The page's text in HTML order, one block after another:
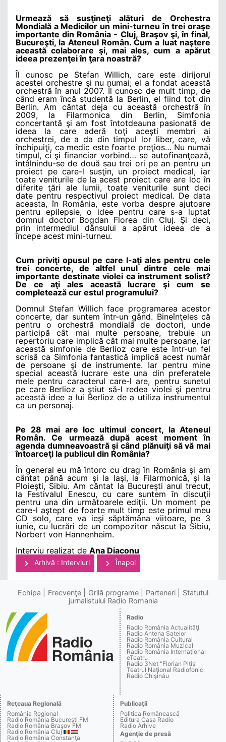
Urmează să susţineţi alături de Orchestra
Mondială a Medicilor un mini-turneu în trei oraşe
importante din România - Cluj, Braşov şi, în final,
Bucureşti, la Ateneul Român. Cum a luat naştere
această colaborare şi, mai ales, cum a apărut
ideea prezenţei în ţara noastră?
Îl cunosc pe Stefan Willich, care este dirijorul
acestei orchestre şi nu numai; el a fondat această
orchestră în anul 2007. Îl cunosc de mult timp, de
când eram încă studentă la Berlin, el fiind tot din
Berlin. Am cântat deja cu această orchestră în
2009, la Filarmonica din Berlin, Simfonia
concertantă şi am fost întotdeauna pasionată de
ideea la care aderă toţi aceşti membri ai
orchestrei, de a da din timpul lor liber, care, vă
închipuiţi, ca medic este foarte preţios… Nu numai
timpul, ci şi financiar vorbind… se autofinanţează,
întâlnindu-se de două sau trei ori pe an pentru un
proiect pe care-l susţin, un proiect medical, iar
toate veniturile de la acest proiect care are loc în
diferite ţări ale lumii, toate veniturile sunt deci
date pentru respectivul proiect medical. De data
aceasta, în România, este vorba despre ajutoare
pentru epilepsie, o idee pentru care s-a luptat
domnul doctor Bogdan Florea din Cluj. Şi deci,
prin intermediul dânsului a apărut ideea de a
începe acest mini-turneu.
Cum priviţi opusul pe care l-aţi ales pentru cele
trei concerte, de altfel unul dintre cele mai
importante destinate violei ca instrument solist?
De ce aţi ales această lucrare şi cum se
completează cur estul programului?
Domnul Stefan Willich face programarea acestor
concerte, dar suntem într-un gând. Bineînţeles că
pentru o orchestră mondială de doctori, unde
participă cât mai multe persoane, trebuie un
repertoriu care implică cât mai multe persoane, iar
această simfonie de Berlioz care este într-un fel
scrisă ca Simfonia fantastică implică acest număr
de persoane şi de instrumente. Iar pentru mine
special această lucrare este una din preferatele
mele pentru caracterul care-l are, pentru sunetul
pe care Berlioz a ştiut să-l redea violei şi pentru
această idee a lui Berlioz de a utiliza instrumentul
ca un personaj.
Pe 28 mai are loc ultimul concert, la Ateneul
Român. Ce urmează după acest moment în
agenda dumneavoastră şi când plănuiţi să vă mai
întoarceţi la publicul din România?
În general eu mă întorc cu drag în România şi am
cântat până acum şi la Iaşi, la Filarmonică, şi la
Ploieşti, Sibiu. Am cântat la Bucureşti anul trecut,
la Festivalul Enescu, cu care suntem în discuţii
pentru una din următoarele ediţii. Un moment pe
care-l aştept de foarte mult timp este primul meu
CD solo, care va ieşi săptămâna viitoare, pe 3
iunie, cu lucrări de un compozitor născut la Sibiu,
Norbert von Hannenheim.
Interviu realizat de Ana Diaconu
Arhivă : Interviuri Înapoi
Echipa Frecvenţe Grilă programe Parteneri
Statutul
jurnalistului Radio Romania
Radio
Radio România Actualităţi
Radio Antena Satelor
Radio România Cultural
Radio România Muzical
Radio România Internaţional
eTeatru
Radio 3Net "Florian Pitiş"
Teatrul Naţional Radiofonic
Radio Chişinău
Reţeaua Regională
România Regional
Radio România Bucureşti FM
Radio România Braşov FM
Radio România Cluj
Radio România Constanţa
Publicaţii
Politica Românească
Editura Casa Radio
Radio Arhive
Agenţie de presă